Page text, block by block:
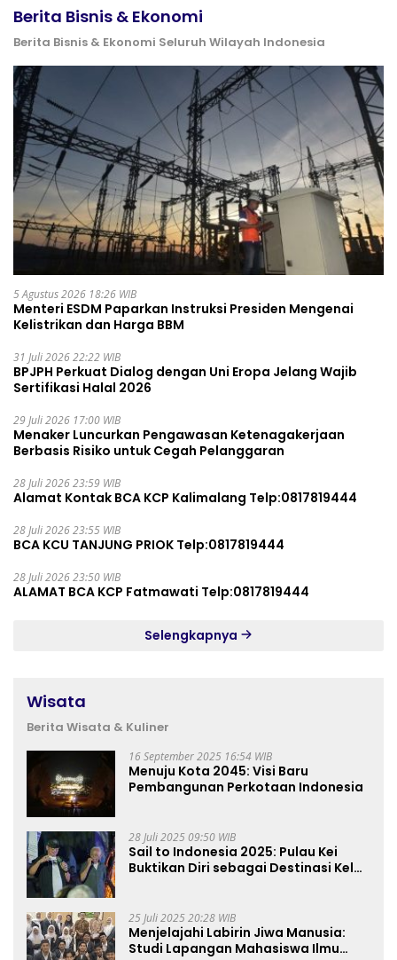
Berita Bisnis & Ekonomi
Berita Bisnis & Ekonomi Seluruh Wilayah Indonesia
5 Agustus 2026 18:26 WIB
Menteri ESDM Paparkan Instruksi Presiden Mengenai
Kelistrikan dan Harga BBM
31 Juli 2026 22:22 WIB
BPJPH Perkuat Dialog dengan Uni Eropa Jelang Wajib
Sertifikasi Halal 2026
29 Juli 2026 17:00 WIB
Menaker Luncurkan Pengawasan Ketenagakerjaan
Berbasis Risiko untuk Cegah Pelanggaran
28 Juli 2026 23:59 WIB
Alamat Kontak BCA KCP Kalimalang Telp:0817819444
28 Juli 2026 23:55 WIB
BCA KCU TANJUNG PRIOK Telp:0817819444
28 Juli 2026 23:50 WIB
ALAMAT BCA KCP Fatmawati Telp:0817819444
Selengkapnya
Wisata
Berita Wisata & Kuliner
16 September 2025 16:54 WIB
Menuju Kota 2045: Visi Baru
Pembangunan Perkotaan Indonesia
28 Juli 2025 09:50 WIB
Sail to Indonesia 2025: Pulau Kei
Buktikan Diri sebagai Destinasi Kelas
25 Juli 2025 20:28 WIB
Menjelajahi Labirin Jiwa Manusia:
Studi Lapangan Mahasiswa Ilmu